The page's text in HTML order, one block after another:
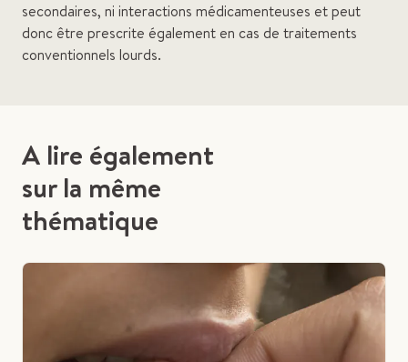
secondaires, ni interactions médicamenteuses et peut
donc être prescrite également en cas de traitements
conventionnels lourds.
A lire également
sur la même
thématique